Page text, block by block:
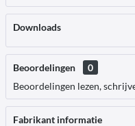
Downloads
Beoordelingen
0
Beoordelingen lezen,
Fabrikant informatie